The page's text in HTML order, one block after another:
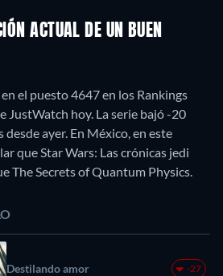
ACTUAL DE UN BUEN
el puesto 4647 en los Rankings
JustWatch hoy. La serie bajó -20
ayer. En México, en este
que Star Wars: Las crónicas jedi
The Secrets of Quantum Physics.
Destilando amor -27